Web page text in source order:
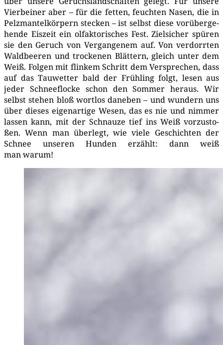
Vier­bei­ner aber – für die fet­ten, feuch­ten Nasen, die in
Pelz­man­tel­kör­pern ste­cken – ist selbst die­se vor­über­ge­
hen­de Eis­zeit ein olfak­to­ri­sches Fest. Ziel­si­cher spü­ren
sie den Geruch von Ver­gan­ge­nem auf. Von ver­dorr­ten
Wald­bee­ren und tro­cke­nen Blät­tern, gleich unter dem
Weiß. Fol­gen mit flin­kem Schritt dem Ver­spre­chen, dass
auf das Tau­wet­ter bald der Früh­ling folgt, lesen aus
jeder Schnee­flo­cke schon den Som­mer her­aus. Wir
selbst ste­hen bloß wort­los dane­ben – und wun­dern uns
über die­ses eigen­ar­ti­ge Wesen, das es nie und nim­mer
las­sen kann, mit der Schnau­ze tief ins Weiß vor­zu­sto­
ßen. Wenn man über­legt, wie vie­le Geschich­ten der
Schnee unse­ren Hun­den erzählt: dann weiß
man warum!